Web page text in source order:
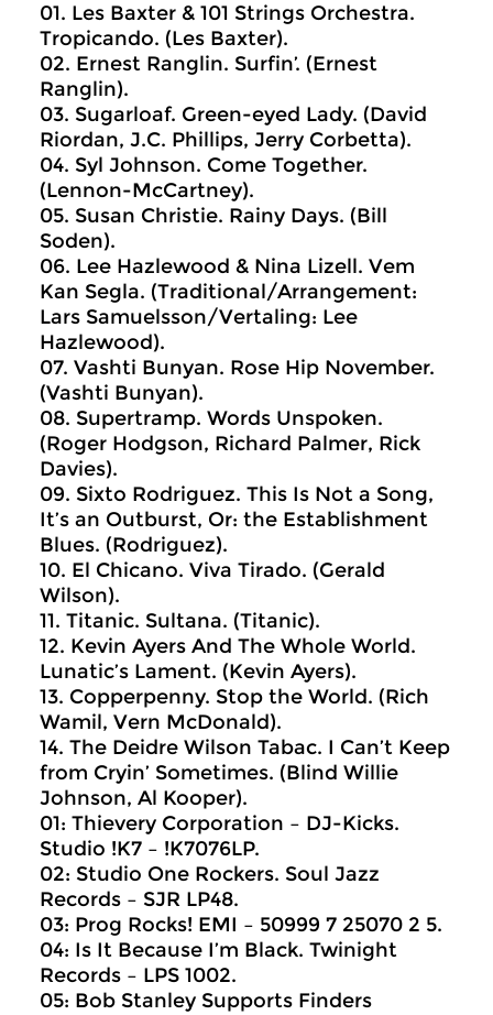
01. Les Baxter & 101 Strings Orchestra.
Tropicando. (Les Baxter).
02. Ernest Ranglin. Surfin’. (Ernest
Ranglin).
03. Sugarloaf. Green-eyed Lady. (David
Riordan, J.C. Phillips, Jerry Corbetta).
04. Syl Johnson. Come Together.
(Lennon-McCartney).
05. Susan Christie. Rainy Days. (Bill
Soden).
06. Lee Hazlewood & Nina Lizell. Vem
Kan Segla. (Traditional/Arrangement:
Lars Samuelsson/Vertaling: Lee
Hazlewood).
07. Vashti Bunyan. Rose Hip November.
(Vashti Bunyan).
08. Supertramp. Words Unspoken.
(Roger Hodgson, Richard Palmer, Rick
Davies).
09. Sixto Rodriguez. This Is Not a Song,
It’s an Outburst, Or: the Establishment
Blues. (Rodriguez).
10. El Chicano. Viva Tirado. (Gerald
Wilson).
11. Titanic. Sultana. (Titanic).
12. Kevin Ayers And The Whole World.
Lunatic’s Lament. (Kevin Ayers).
13. Copperpenny. Stop the World. (Rich
Wamil, Vern McDonald).
14. The Deidre Wilson Tabac. I Can’t Keep
from Cryin’ Sometimes. (Blind Willie
Johnson, Al Kooper).
01: Thievery Corporation ‎– DJ-Kicks.
Studio !K7 ‎– !K7076LP.
02: Studio One Rockers. Soul Jazz
Records ‎– SJR LP48.
03: Prog Rocks! EMI ‎– 50999 7 25070 2 5.
04: Is It Because I’m Black. Twinight
Records ‎– LPS 1002.
05: Bob Stanley Supports Finders